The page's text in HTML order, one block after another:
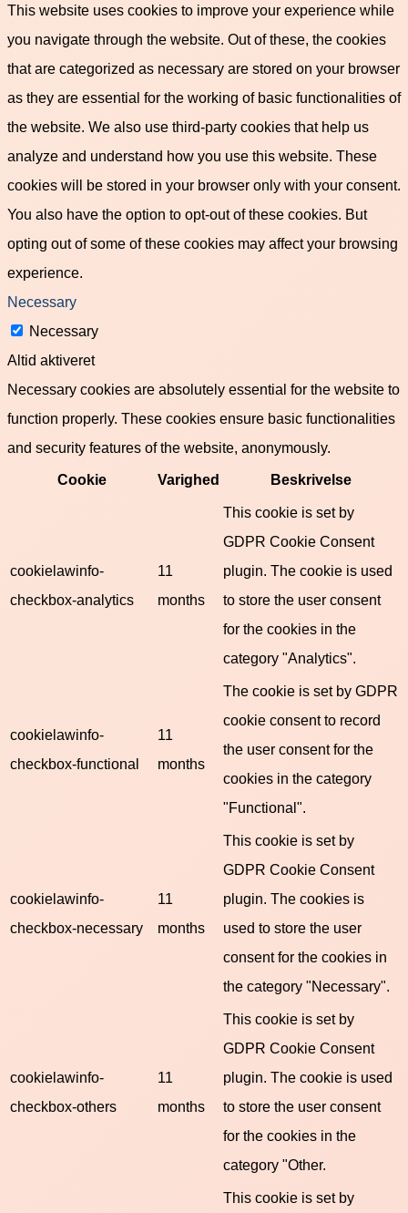
This website uses cookies to improve your experience while
you navigate through the website. Out of these, the cookies
that are categorized as necessary are stored on your browser
as they are essential for the working of basic functionalities of
the website. We also use third-party cookies that help us
analyze and understand how you use this website. These
cookies will be stored in your browser only with your consent.
You also have the option to opt-out of these cookies. But
opting out of some of these cookies may affect your browsing
experience.
Necessary
Necessary
Altid aktiveret
Necessary cookies are absolutely essential for the website to
function properly. These cookies ensure basic functionalities
and security features of the website, anonymously.
Cookie
Varighed Beskrivelse
cookielawinfo-
checkbox-analytics
11
months
This cookie is set by
GDPR Cookie Consent
plugin. The cookie is used
to store the user consent
for the cookies in the
category "Analytics".
cookielawinfo-
checkbox-functional
11
months
The cookie is set by GDPR
cookie consent to record
the user consent for the
cookies in the category
"Functional".
cookielawinfo-
checkbox-necessary
11
months
This cookie is set by
GDPR Cookie Consent
plugin. The cookies is
used to store the user
consent for the cookies in
the category "Necessary".
cookielawinfo-
checkbox-others
11
months
This cookie is set by
GDPR Cookie Consent
plugin. The cookie is used
to store the user consent
for the cookies in the
category "Other.
This cookie is set by